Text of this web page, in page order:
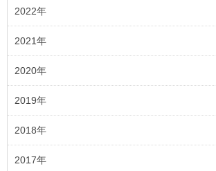
2022年
2021年
2020年
2019年
2018年
2017年